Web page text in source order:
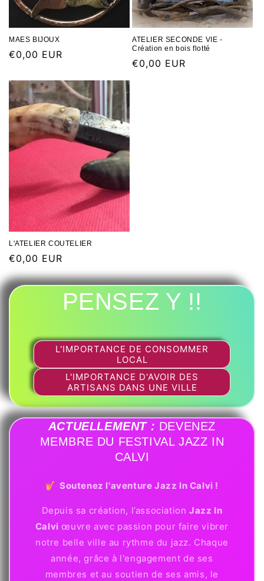
MAES BIJOUX
€0,00 EUR
ATELIER SECONDE VIE -
Création en bois flotté
€0,00 EUR
L'ATELIER COUTELIER
€0,00 EUR
PENSEZ Y !!
L'IMPORTANCE DE CONSOMMER
LOCAL
L'IMPORTANCE D'AVOIR DES
ARTISANS DANS UNE VILLE
ACTUELLEMENT : DEVENEZ
MEMBRE DU FESTIVAL JAZZ IN
CALVI
🎷Soutenez l'aventure Jazz In Calvi !
Depuis sa création, l’associationJazz In
Calvi œuvre avec passion pour faire vibrer
notre belle ville au rythme du jazz. Chaque
année, grâce à l'engagement de ses
membres et au soutien de ses amis, le